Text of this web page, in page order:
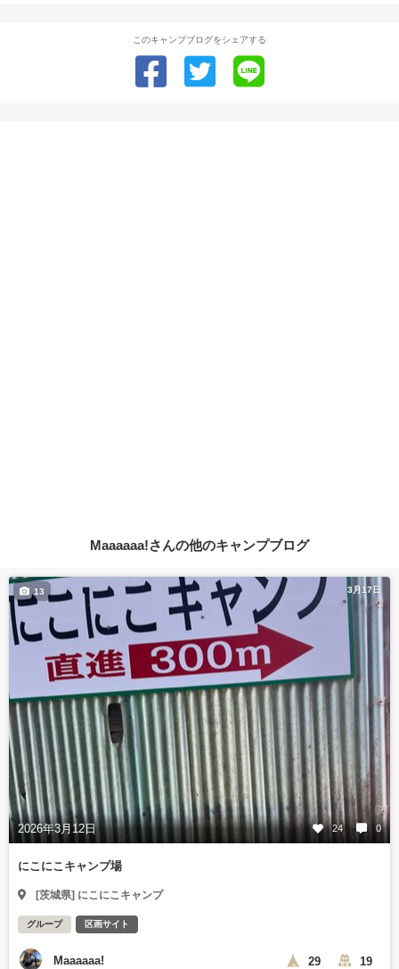
このキャンプブログをシェアする
Maaaaaa!さんの他のキャンプブログ
3月17日
2026年3月12日 24 0
13
にこにこキャンプ場
[茨城県] にこにこキャンプ
グループ 区画サイト
Maaaaaa! 29 19